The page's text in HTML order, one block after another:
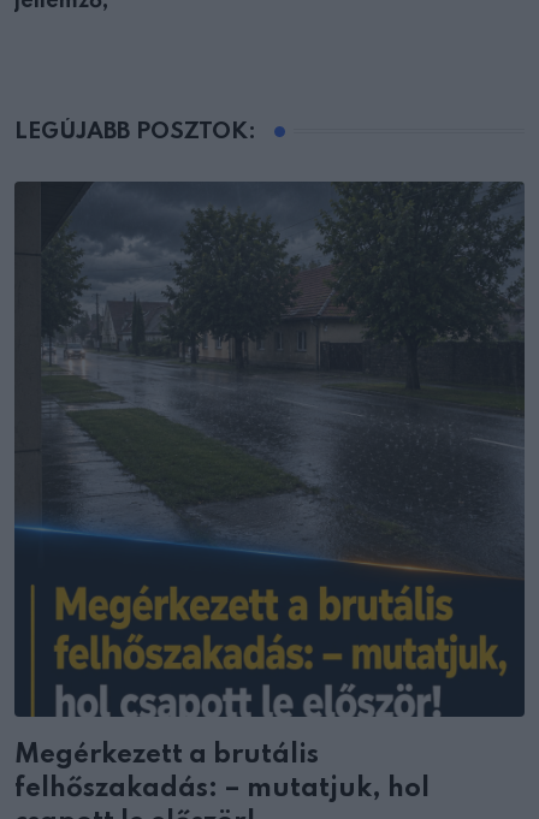
LEGÚJABB POSZTOK:
Megérkezett a brutális
felhőszakadás: – mutatjuk, hol